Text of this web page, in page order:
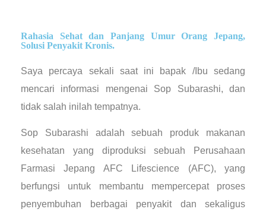
Rahasia Sehat dan Panjang Umur Orang Jepang,
Solusi Penyakit Kronis.
Saya percaya sekali saat ini bapak /Ibu sedang
mencari informasi mengenai Sop Subarashi, dan
tidak salah inilah tempatnya.
Sop Subarashi adalah sebuah produk makanan
kesehatan yang diproduksi sebuah Perusahaan
Farmasi Jepang AFC Lifescience (AFC), yang
berfungsi untuk membantu mempercepat proses
penyembuhan berbagai penyakit dan sekaligus